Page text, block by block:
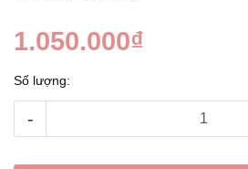
1.050.000₫
Số lượng:
-